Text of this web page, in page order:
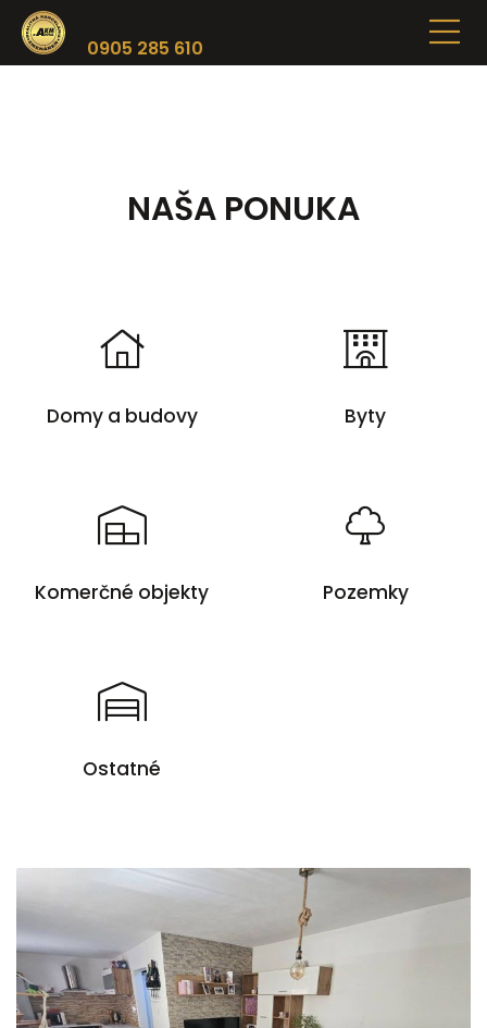
0905 285 610
NAŠA PONUKA
Domy a budovy Byty
Komerčné objekty Pozemky
Ostatné